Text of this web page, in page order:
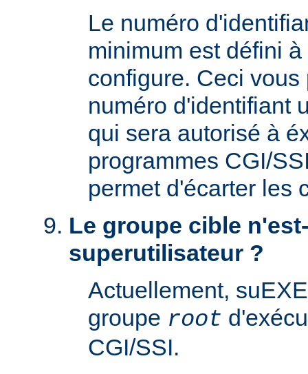
Le numéro
minimum est défini
configure. Ceci
numéro d'identifiant
qui sera autorisé à
programmes CGI/
permet d'écarter les
Le groupe cible
superutilisateur ?
Actuellement,
groupe root
CGI/SSI.